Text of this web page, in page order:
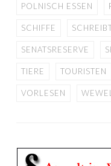
POLNISCH ESSEN
SCHIFFE
SENATSRESERVE
TIERE TOURISTEN
VORLESEN